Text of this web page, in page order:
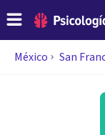
México San